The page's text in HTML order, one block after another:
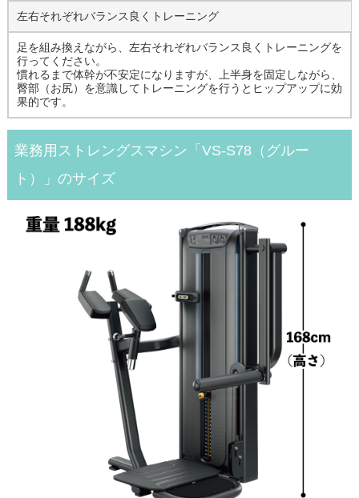
左右それぞれバランス良くトレーニング
足を組み換えながら、左右それぞれバランス良くトレーニングを
行ってください。
慣れるまで体幹が不安定になりますが、上半身を固定しながら、
臀部（お尻）を意識してトレーニングを行うとヒップアップに効
果的です。
業務用ストレングスマシン「VS-S78（グルー
ト）」のサイズ